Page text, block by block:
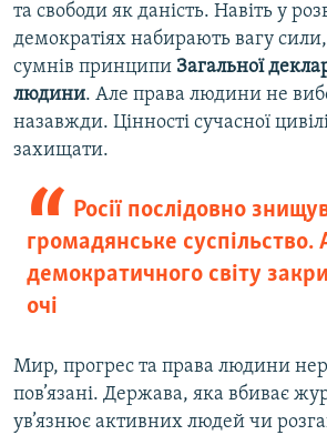
та свободи як даність. Навіть у
демократіях набирають вагу
сумнів принципи Загальної
людини. Але права людини не
назавжди. Цінності сучасної
захищати.
Росії послідовно
громадянське суспільство.
демократичного світу
очі
Мир, прогрес та права людини
пов’язані. Держава, яка вбиває
ув’язнює активних людей чи